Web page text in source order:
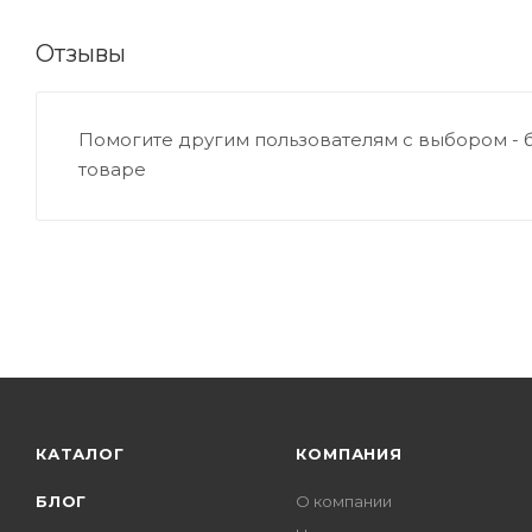
Отзывы
Помогите другим пользователям с выбором -
товаре
КАТАЛОГ
БЛОГ
КОМПАНИЯ
О компании